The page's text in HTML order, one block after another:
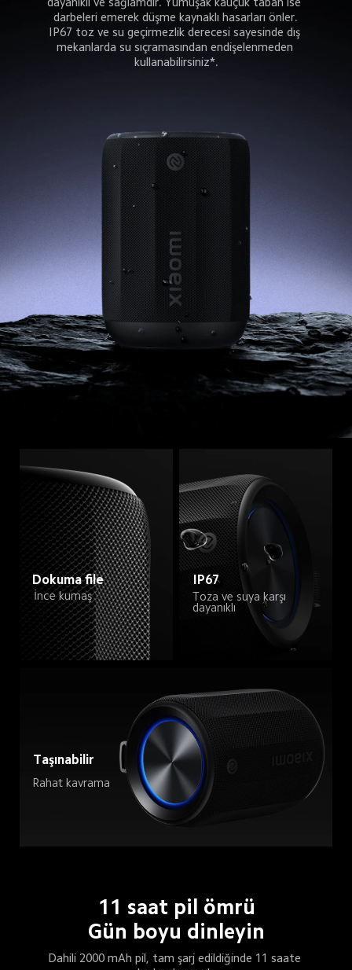
darbeleri emerek düşme kaynaklı hasarları önler.
IP67 toz ve su geçirmezlik derecesi sayesinde dış
mekanlarda su sıçramasından endişelenmeden
kullanabilirsiniz*.
Dokuma file
İnce kumaş
Toza ve suya karşı
dayanıklı
IP67
Rahat kavrama
Taşınabilir
Gün boyu dinleyin
Dahili 2000 mAh pil, tam şarj edildiğinde 11 saate